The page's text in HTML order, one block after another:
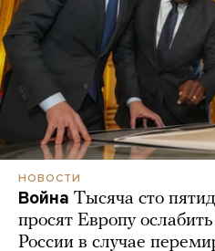
НОВОСТИ
Война Тысяча сто
просят Европу
России в случае